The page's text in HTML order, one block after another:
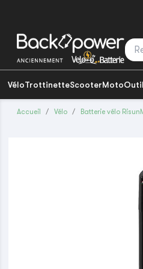
VéloTrottinetteScooterMoto
Accueil Vélo Batterie vélo